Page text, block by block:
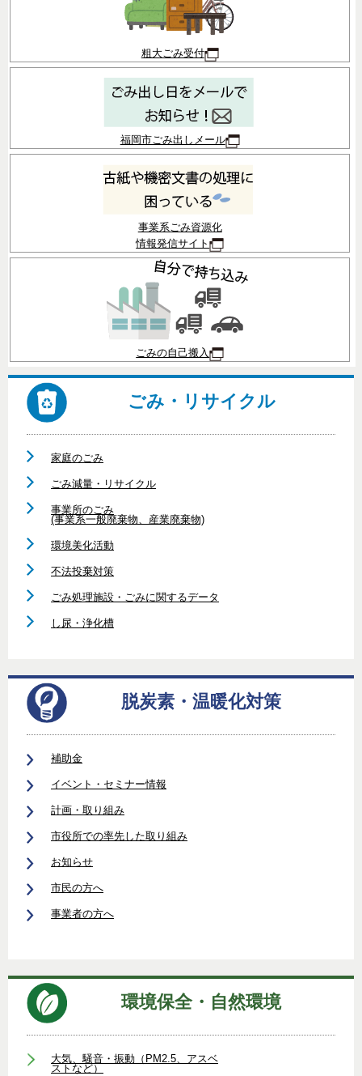
粗大ごみ受付
福岡市ごみ出しメール
事業系ごみ資源化
情報発信サイト
ごみの自己搬入
ごみ・リサイクル
家庭のごみ
ごみ減量・リサイクル
事業所のごみ
(事業系一般廃棄物、産業廃棄物)
環境美化活動
不法投棄対策
ごみ処理施設・ごみに関するデータ
し尿・浄化槽
脱炭素・温暖化対策
補助金
イベント・セミナー情報
計画・取り組み
市役所での率先した取り組み
お知らせ
市民の方へ
事業者の方へ
環境保全・自然環境
大気、騒音・振動（PM2.5、アスベ
ストなど）